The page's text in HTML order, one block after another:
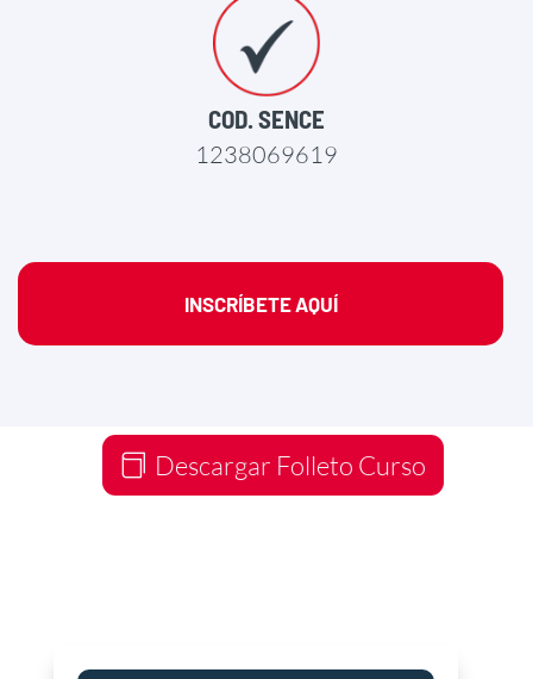
COD. SENCE
1238069619
INSCRÍBETE AQUÍ
Descargar Folleto Curso